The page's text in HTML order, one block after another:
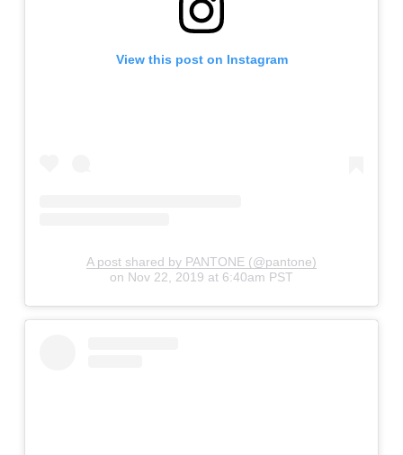
View this post on Instagram
A post shared by PANTONE (@pantone)
on Nov 22, 2019 at 6:40am PST